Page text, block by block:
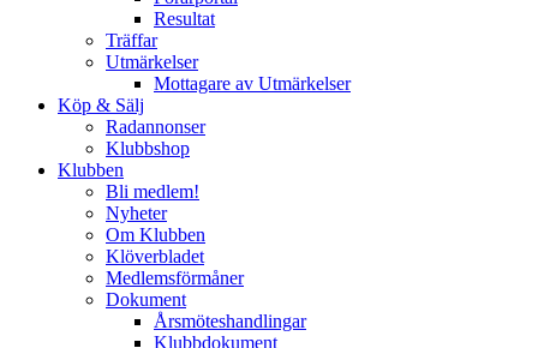
Resultat
Träffar
Utmärkelser
Mottagare av Utmärkelser
Köp & Sälj
Radannonser
Klubbshop
Klubben
Bli medlem!
Nyheter
Om Klubben
Klöverbladet
Medlemsförmåner
Dokument
Årsmöteshandlingar
Klubbdokument